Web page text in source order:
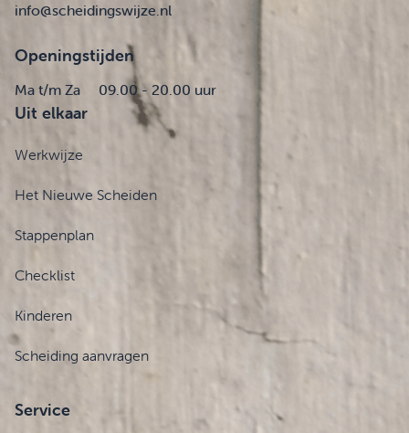
info@scheidingswijze.nl
Openingstijden
Ma t/m Za 09.00 - 20.00 uur
Uit elkaar
Werkwijze
Het Nieuwe Scheiden
Stappenplan
Checklist
Kinderen
Scheiding aanvragen
Service